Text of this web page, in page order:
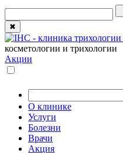
✖
косметологии и трихологии
Акции
О клинике
Услуги
Болезни
Врачи
Акция